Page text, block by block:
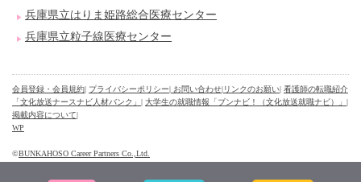
兵庫県立はりま姫路総合医療センター
兵庫県立粒子線医療センター
会員登録・会員規約| プライバシーポリシー| お問い合わせ|リンクのお願い| 看護師の転職紹介
「文化放送ナースナビ人材バンク」 | 大学生の就職情報「ブンナビ！（文化放送就職ナビ）」 |
掲載内容について|
WP
©BUNKAHOSO Career Partners Co.,Ltd.